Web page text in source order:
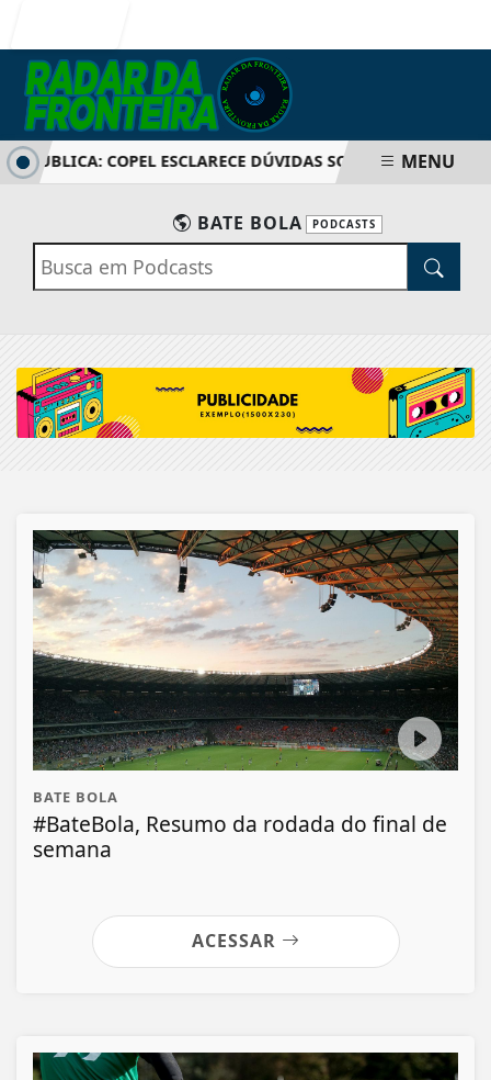
PÚBLICA: COPEL ESCLARECE DÚVIDAS SOBRE AUMENTO DE
MENU
BATE BOLA PODCASTS
BATE BOLA
#BateBola, Resumo da rodada do final de
semana
ACESSAR